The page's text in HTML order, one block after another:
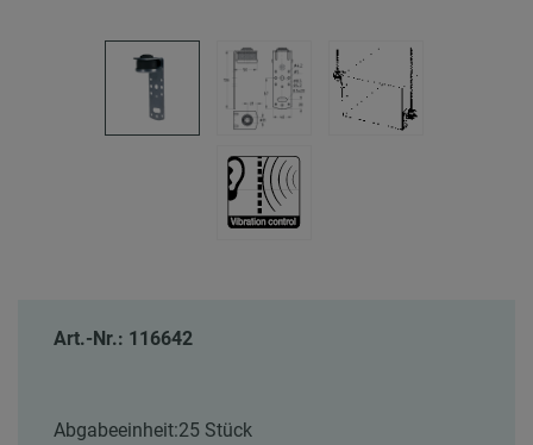
Art.-Nr.: 116642
Abgabeeinheit:25 Stück